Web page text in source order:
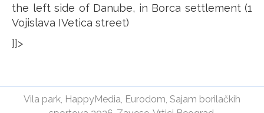
the left side of Danube, in Borca settlement (1
Vojislava IVetica street)
]]>
Vila park HappyMedia Eurodom Sajam borilačkih